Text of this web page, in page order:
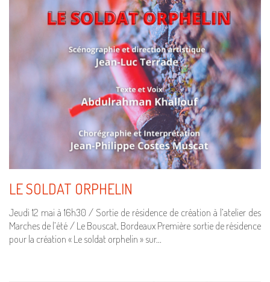
LE SOLDAT ORPHELIN
Jeudi 12 mai à 16h30 / Sortie de résidence de création à l’atelier des
Marches de l’été / Le Bouscat, Bordeaux Première sortie de résidence
pour la création « Le soldat orphelin » sur…